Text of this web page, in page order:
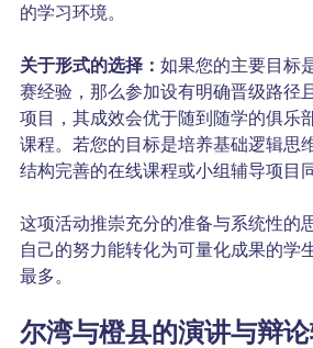
的学习环境。
关于形式的选择： 如果您的主要目标
赛经验，那么参加设有明确晋级路径
项目，其成效会优于随到随学的俱乐
课程。若您的目标是培养基础逻辑思
结构完善的在线课程或小组辅导项目
这项活动推崇充分的准备与系统性的
自己的努力能转化为可量化成果的学
最多。
尔湾与橙县的演讲与辩